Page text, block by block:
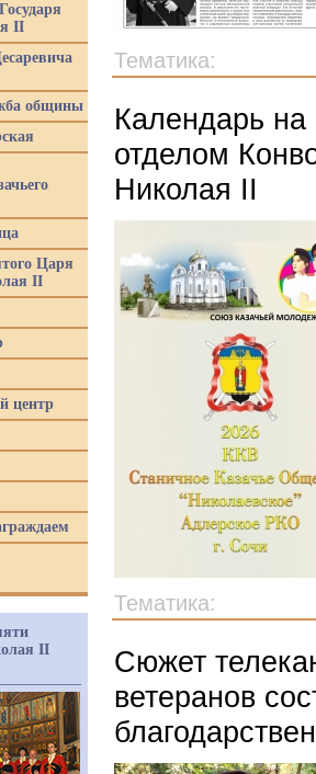
Тематика:
Календарь на
отделом
Николая II
Тематика:
Сюжет
ветеранов
II
общины
Царя
II
центр
II